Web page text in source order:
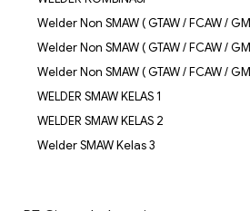
Welder Non SMAW ( GTAW / FCAW /
Welder Non SMAW ( GTAW / FCAW /
Welder Non SMAW ( GTAW / FCAW /
WELDER SMAW KELAS 1
WELDER SMAW KELAS 2
Welder SMAW Kelas 3